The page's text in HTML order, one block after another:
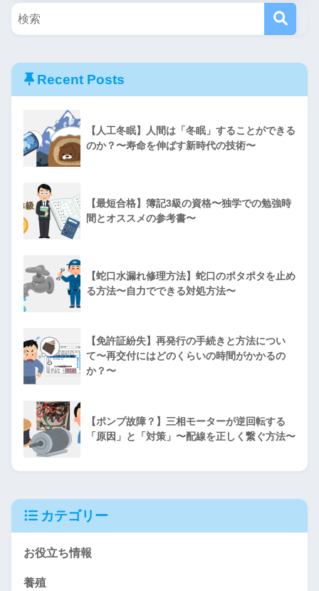
Recent Posts
【人工冬眠】人間は「冬眠」することができる
のか？〜寿命を伸ばす新時代の技術〜
【最短合格】簿記3級の資格〜独学での勉強時
間とオススメの参考書〜
【蛇口水漏れ修理方法】蛇口のポタポタを止め
る方法〜自力でできる対処方法〜
【免許証紛失】再発行の手続きと方法につい
て〜再交付にはどのくらいの時間がかかるの
か？〜
【ポンプ故障？】三相モーターが逆回転する
「原因」と「対策」〜配線を正しく繋ぐ方法〜
カテゴリー
お役立ち情報
養殖